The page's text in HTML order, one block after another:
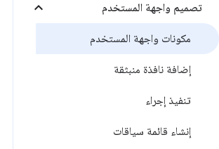
تصميم واجهة المستخدم
مكونات واجهة المستخدم
إضافة نافذة منبثقة
تنفيذ إجراء
إنشاء قائمة سياقات